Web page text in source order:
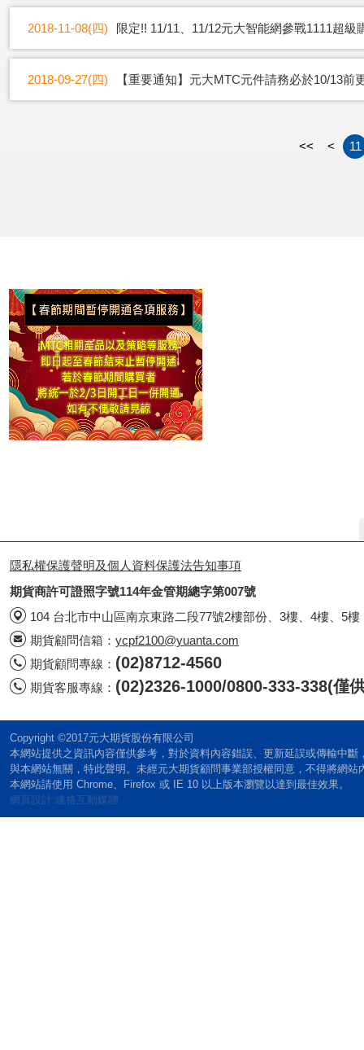
2018-11-08(四) 限定!! 11/11、11/12元大智能網參戰1111超級
2018-09-27(四) 【重要通知】元大MTC元件請務必於10/13前
<< < 11
隱私權保護聲明及個人資料保護法告知事項
期貨商許可證照字號114年金管期總字第007號
104 台北市中山區南京東路二段77號2樓部份、3樓、4樓、5樓
期貨顧問信箱： ycpf2100@yuanta.com
期貨顧問專線： (02)8712-4560
期貨客服專線： (02)2326-1000/0800-333-338(僅
Copyright ©2017元大期貨股份有限公司
本網站提供之資訊內容僅供參考，對於資料內容錯誤、更新延誤或傳輸中
與本網站無關，特此聲明。未經元大期貨顧問事業部授權同意，不得將網站
本網站請使用 Chrome、Firefox 或 IE 10 以上版本瀏覽以達到最佳效果。
網頁設計:達格互動媒體